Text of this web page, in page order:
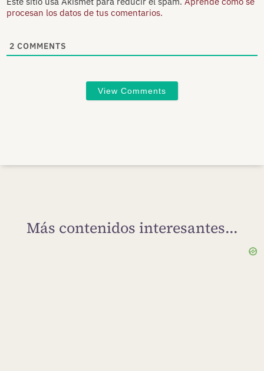
procesan los datos de tus comentarios.
2 COMMENTS
View Comments
Más contenidos interesantes...